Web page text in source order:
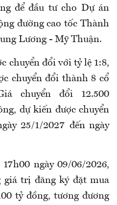
để đầu tư cho Dự án
đường cao tốc Thành
Lương - Mỹ Thuận.
chuyển đổi với tỷ lệ 1:8,
chuyển đổi thành 8 cổ
chuyển đổi 12.500
dự kiến được chuyển
25/1/2027 đến ngày
ngày 09/06/2026,
trị đăng ký đặt mua
tỷ đồng, tương đương